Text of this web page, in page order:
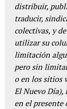
distribuir,
traducir,
colectivas, y
utilizar su
limitación
pero sin
o en los sitios
El Nuevo
en el presente